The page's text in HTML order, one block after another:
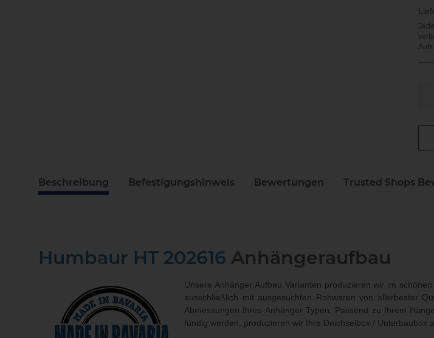
Beschreibung Befestigungshinweis Bewertungen Trusted Shops
Humbaur HT 202616 Anhängeraufbau
Unsere Anhänger Aufbau Varianten produzieren wir im
ausschließlich mit ausgesuchten Rohwaren von allerbester
Abmessungen Ihres Anhänger Typen. Passend zu Ihrem
fündig werden, produzieren wir Ihre Deichselbox / Unterbaubox